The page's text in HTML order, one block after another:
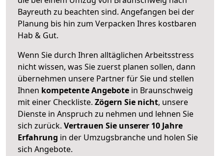
Bayreuth zu beachten sind. Angefangen bei der
Planung bis hin zum Verpacken Ihres kostbaren
Hab & Gut.
Wenn Sie durch Ihren alltäglichen Arbeitsstress
nicht wissen, was Sie zuerst planen sollen, dann
übernehmen unsere Partner für Sie und stellen
Ihnen kompetente Angebote in Braunschweig
mit einer Checkliste. Zögern Sie nicht, unsere
Dienste in Anspruch zu nehmen und lehnen Sie
sich zurück. Vertrauen Sie unserer 10 Jahre
Erfahrung in der Umzugsbranche und holen Sie
sich Angebote.